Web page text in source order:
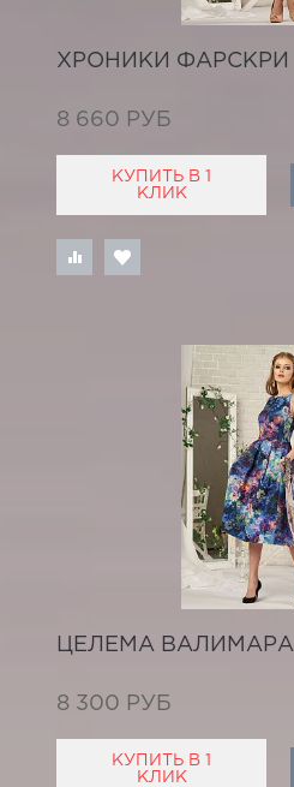
ХРОНИКИ ФАРСКРИ
8 660 РУБ
КУПИТЬ В 1
КЛИК
ЦЕЛЕМА ВАЛИМАРА
8 300 РУБ
КУПИТЬ В 1
КЛИК